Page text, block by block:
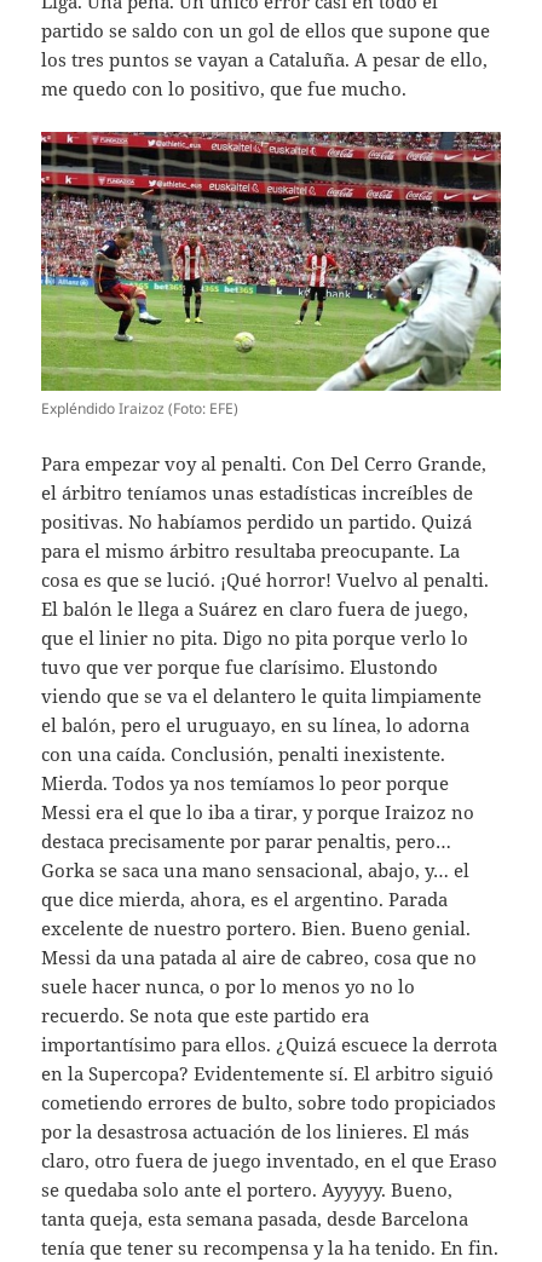
partido se saldo con un gol de ellos que supone que
los tres puntos se vayan a Cataluña. A pesar de ello,
me quedo con lo positivo, que fue mucho.
Expléndido Iraizoz (Foto: EFE)
Para empezar voy al penalti. Con Del Cerro Grande,
el árbitro teníamos unas estadísticas increíbles de
positivas. No habíamos perdido un partido. Quizá
para el mismo árbitro resultaba preocupante. La
cosa es que se lució. ¡Qué horror! Vuelvo al penalti.
El balón le llega a Suárez en claro fuera de juego,
que el linier no pita. Digo no pita porque verlo lo
tuvo que ver porque fue clarísimo. Elustondo
viendo que se va el delantero le quita limpiamente
el balón, pero el uruguayo, en su línea, lo adorna
con una caída. Conclusión, penalti inexistente.
Mierda. Todos ya nos temíamos lo peor porque
Messi era el que lo iba a tirar, y porque Iraizoz no
destaca precisamente por parar penaltis, pero…
Gorka se saca una mano sensacional, abajo, y… el
que dice mierda, ahora, es el argentino. Parada
excelente de nuestro portero. Bien. Bueno genial.
Messi da una patada al aire de cabreo, cosa que no
suele hacer nunca, o por lo menos yo no lo
recuerdo. Se nota que este partido era
importantísimo para ellos. ¿Quizá escuece la derrota
en la Supercopa? Evidentemente sí. El arbitro siguió
cometiendo errores de bulto, sobre todo propiciados
por la desastrosa actuación de los linieres. El más
claro, otro fuera de juego inventado, en el que Eraso
se quedaba solo ante el portero. Ayyyyy. Bueno,
tanta queja, esta semana pasada, desde Barcelona
tenía que tener su recompensa y la ha tenido. En fin.